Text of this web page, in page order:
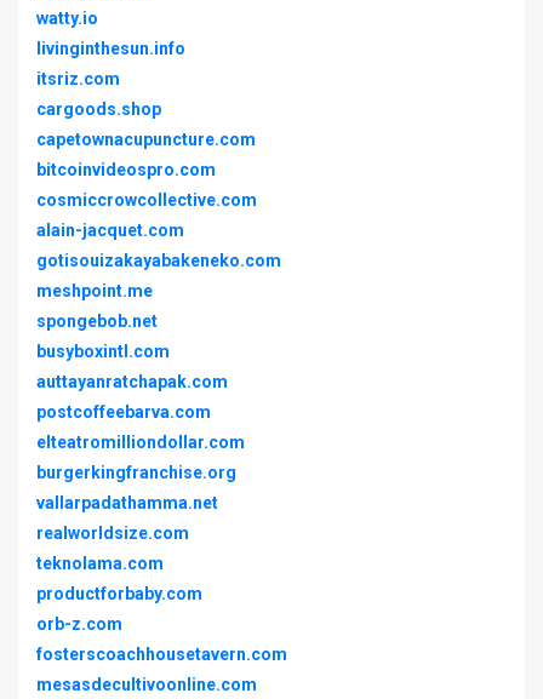
watty.io
livinginthesun.info
itsriz.com
cargoods.shop
capetownacupuncture.com
bitcoinvideospro.com
cosmiccrowcollective.com
alain-jacquet.com
gotisouizakayabakeneko.com
meshpoint.me
spongebob.net
busyboxintl.com
auttayanratchapak.com
postcoffeebarva.com
elteatromilliondollar.com
burgerkingfranchise.org
vallarpadathamma.net
realworldsize.com
teknolama.com
productforbaby.com
orb-z.com
fosterscoachhousetavern.com
mesasdecultivoonline.com